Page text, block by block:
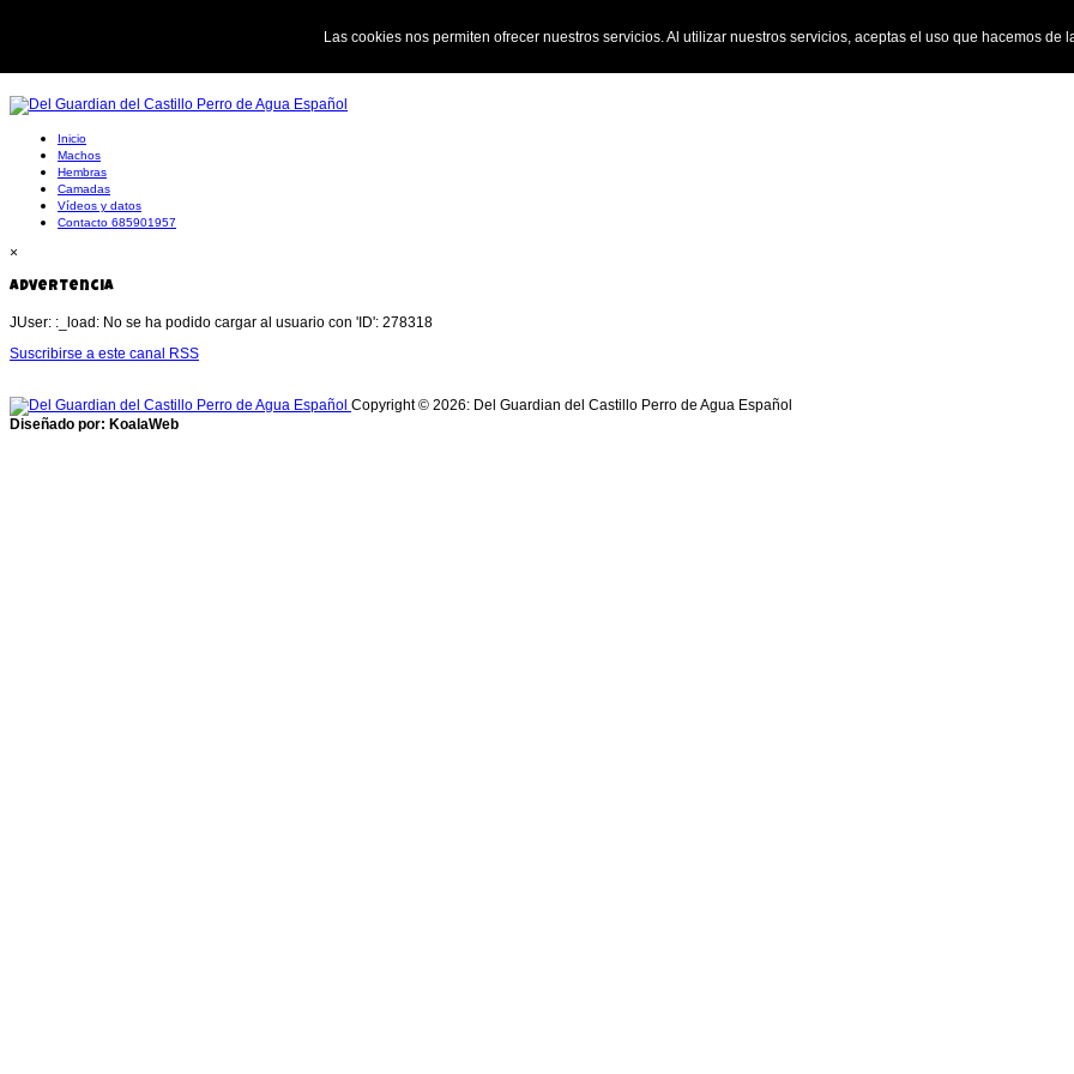
Inicio
Machos
Hembras
Camadas
Vídeos y datos
Contacto 685901957
×
Advertencia
JUser: :_load: No se ha podido cargar al usuario con 'ID': 278318
Suscribirse a este canal RSS
Copyright © 2026: Del Guardian del Castillo Perro de Agua Español
Diseñado por: KoalaWeb
Las cookies nos permiten ofrecer nuestros servicios. Al utilizar nuestros servicios, aceptas el uso que hacemos de